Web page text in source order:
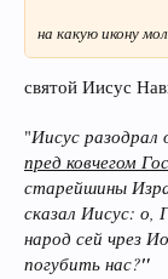
на какую икону
святой Иисус
"Иисус
пред ковчегом
старейшины
сказал Иисус: о,
народ сей чрез
погубить нас?"